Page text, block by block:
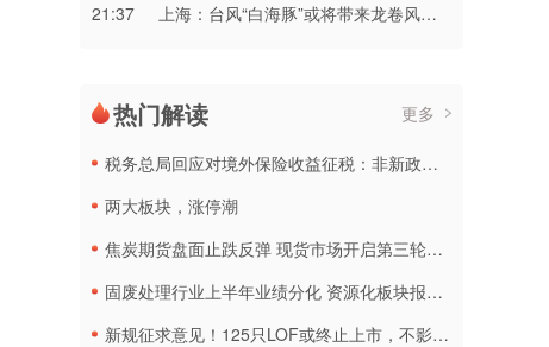
21:37
上海：台风“白海豚”或将带来龙卷风等极端影响
热门解读 更多
税务总局回应对境外保险收益征税：非新政策，无需过度解读
两大板块，涨停潮
焦炭期货盘面止跌反弹 现货市场开启第三轮降价
固废处理行业上半年业绩分化 资源化板块报喜传统企业承压
新规征求意见！125只LOF或终止上市，不影响基金正常投资运作